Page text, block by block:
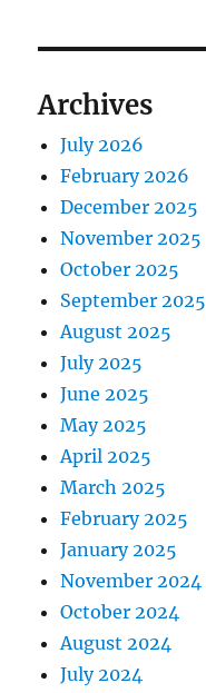
Archives
July 2026
February 2026
December 2025
November 2025
October 2025
September 2025
August 2025
July 2025
June 2025
May 2025
April 2025
March 2025
February 2025
January 2025
November 2024
October 2024
August 2024
July 2024